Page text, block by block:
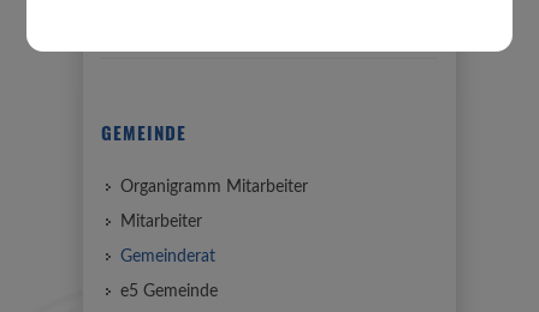
GEMEINDE
Organigramm Mitarbeiter
Mitarbeiter
Gemeinderat
e5 Gemeinde